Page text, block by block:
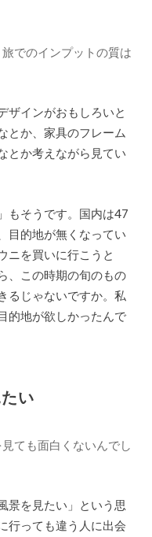
でのインプットの質は
ザインがおもしろいと
とか、家具のフレーム
とか考えながら見てい
もそうです。国内は47
目的地が無くなってい
ニを買いに行こうと
、この時期の旬のもの
るじゃないですか。私
的地が欲しかったんで
い
ても面白くないんでし
景を見たい」という思
行っても違う人に出会